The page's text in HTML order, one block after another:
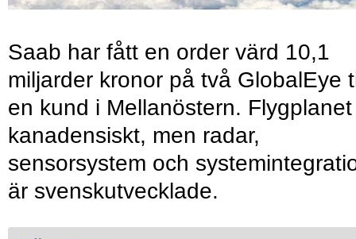
Saab har fått en order värd 10,1
miljarder kronor på två GlobalEye
en kund i Mellanöstern.
kanadensiskt, men radar,
sensorsystem och
är svenskutvecklade.